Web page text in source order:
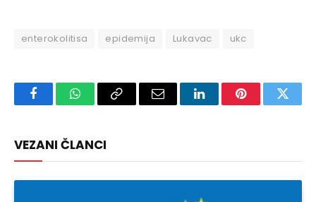
enterokolitisa epidemija Lukavac ukc
FacebookWhatsAppCopy
Email LinkedInPinterest
VEZANI ČLANCI